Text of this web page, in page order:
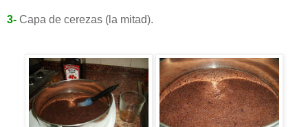
3- Capa de cerezas (la mitad).